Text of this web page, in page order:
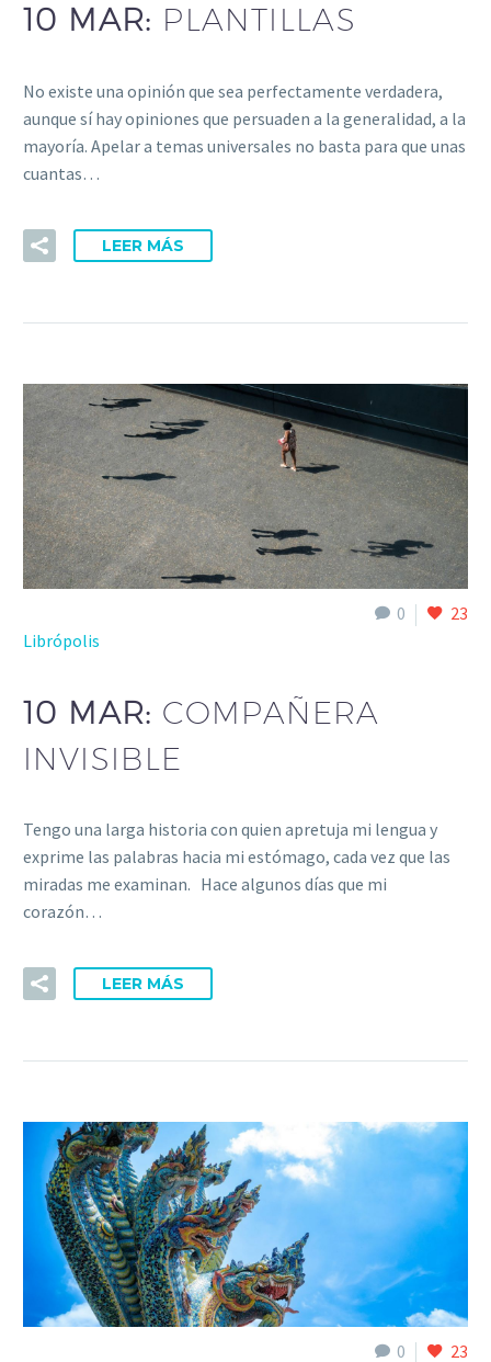
10 MAR: PLANTILLAS
No existe una opinión que sea perfectamente verdadera,
aunque sí hay opiniones que persuaden a la generalidad, a la
mayoría. Apelar a temas universales no basta para que unas
cuantas…
LEER MÁS
0
23
Librópolis
10 MAR: COMPAÑERA
INVISIBLE
Tengo una larga historia con quien apretuja mi lengua y
exprime las palabras hacia mi estómago, cada vez que las
miradas me examinan. Hace algunos días que mi
corazón…
LEER MÁS
0 23